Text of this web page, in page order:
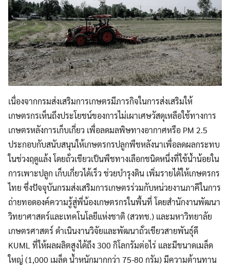
เนื่องจากกรมส่งเสริมการเกษตรมีภารกิจในการส่งเสริมให้
เกษตรกรเห็นถึงประโยชน์ของการไม่เผาเศษวัสดุเหลือใช้ทางการ
เกษตรหลังการเก็บเกี่ยว เพื่อลดมลพิษทางอากาศหรือ PM 2.5
ประกอบกับสนับสนุนให้เกษตรกรปลูกพืชหลังนาเพื่อลดผลกระทบ
ในช่วงฤดูแล้ง โดยถั่วเขียวเป็นพืชทางเลือกชนิดหนึ่งที่ใช้น้ำน้อยใน
การเพาะปลูก เก็บเกี่ยวได้เร็ว ช่วยบำรุงดิน เพิ่มรายได้ให้เกษตรกร
ไทย ซึ่งปัจจุบันกรมส่งเสริมการเกษตรร่วมกับหน่วยงานภาคีในการ
ถ่ายทอดองค์ความรู้สู่พี่น้องเกษตรกรในพื้นที่ โดยสำนักงานพัฒนา
วิทยาศาสตร์และเทคโนโลยีแห่งชาติ (สวทช.) และมหาวิทยาลัย
เกษตรศาสตร์ ดำเนินงานวิจัยและพัฒนาถั่วเขียวสายพันธุ์ดี
KUML ที่ให้ผลผลิตสูงได้ถึง 300 กิโลกรัมต่อไร่ และมีขนาดเมล็ด
ใหญ่ (1,000 เมล็ด น้ำหนักมากกว่า 75-80 กรัม) มีความต้านทาน